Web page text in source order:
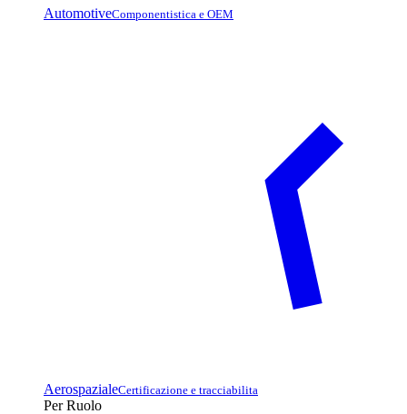
AutomotiveComponentistica e OEM
AerospazialeCertificazione e tracciabilita
Per Ruolo